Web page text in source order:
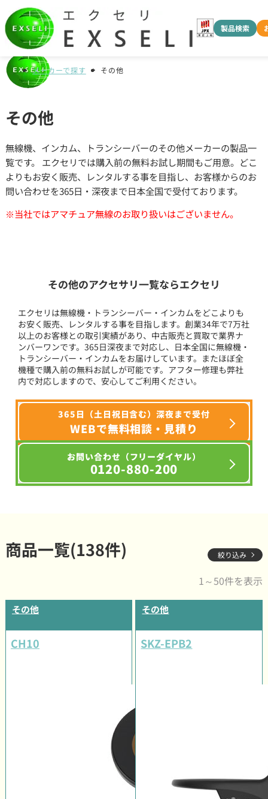
製品検索
メーカーで探す その他
その他
無線機、インカム、トランシーバーのその他メーカーの製品一
覧です。 エクセリでは購入前の無料お試し期間もご用意。どこ
よりもお安く販売、レンタルする事を目指し、お客様からのお
問い合わせを365日・深夜まで日本全国で受付ております。
※当社ではアマチュア無線のお取り扱いはございません。
その他のアクセサリ一覧ならエクセリ
エクセリは無線機・トランシーバー・インカムをどこよりも
お安く販売、レンタルする事を目指します。創業34年で7万社
以上のお客様との取引実績があり、中古販売と買取で業界ナ
ンバーワンです。365日深夜まで対応し、日本全国に無線機・
トランシーバー・インカムをお届けしています。またほぼ全
機種で購入前の無料お試しが可能です。アフター修理も弊社
内で対応しますので、安心してご利用ください。
365日（土日祝日含む）深夜まで受付
WEBで無料相談・見積り
お問い合わせ（フリーダイヤル）
0120-880-200
商品一覧(138件) 絞り込み
1～50件を表示
その他
CH10
その他
SKZ-EPB2